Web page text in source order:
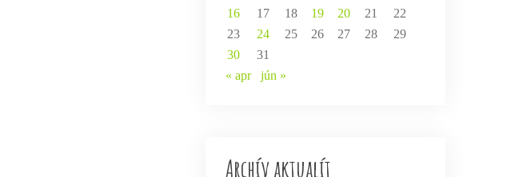
16
17 18 19 20 21
22
23
24 25 26 27 28
29
30
31
« apr
jún »
Archív aktualít